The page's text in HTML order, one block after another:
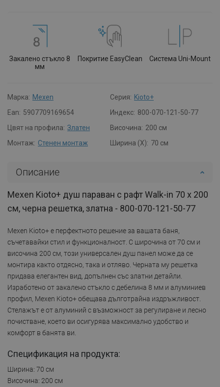
Закалено стъкло 8
мм
Покритие EasyClean Система Uni-Mount
Марка: Mexen Серия: Kioto+
Ean: 5907709169654 Индекс: 800-070-121-50-77
Цвят на профила: Златен Височина: 200 см
Монтаж: Стенен монтаж Ширина (X): 70 см
Описание
Mexen Kioto+ душ параван с рафт Walk-in 70 x 200
см, черна решетка, златна - 800-070-121-50-77
Mexen Kioto+ е перфектното решение за вашата баня,
съчетавайки стил и функционалност. С широчина от 70 см и
височина 200 см, този универсален душ панел може да се
монтира както отдясно, така и отляво. Черната му решетка
придава елегантен вид, допълнен със златни детайли.
Изработено от закалено стъкло с дебелина 8 мм и алуминиев
профил, Mexen Kioto+ обещава дълготрайна издръжливост.
Стелажът е от алуминий с възможност за регулиране и лесно
почистване, което ви осигурява максимално удобство и
комфорт в банята ви.
Спецификация на продукта:
Ширина: 70 см
Височина: 200 см